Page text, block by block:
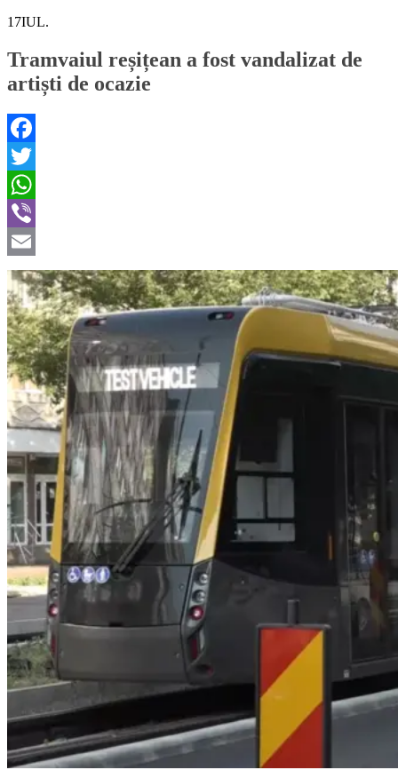
17IUL.
Tramvaiul reșițean a fost vandalizat de
artiști de ocazie
Facebook
Twitter
WhatsApp
Viber
Email